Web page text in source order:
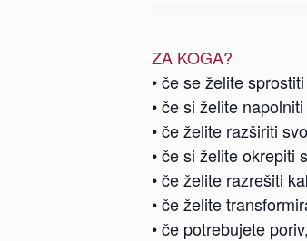
ZA KOGA?
• če se želite
• če si želite
• če želite razširiti
• če si želite okrepiti
• če želite razrešiti
• če želite
• če potrebujete